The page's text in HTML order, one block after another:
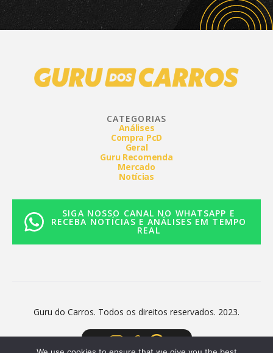
CATEGORIAS
Análises
Compra PcD
Geral
Guru Recomenda
Mercado
Notícias
SIGA NOSSO CANAL NO WHATSAPP E
RECEBA NOTÍCIAS E ANÁLISES EM TEMPO
REAL
Guru do Carros. Todos os direitos reservados. 2023.